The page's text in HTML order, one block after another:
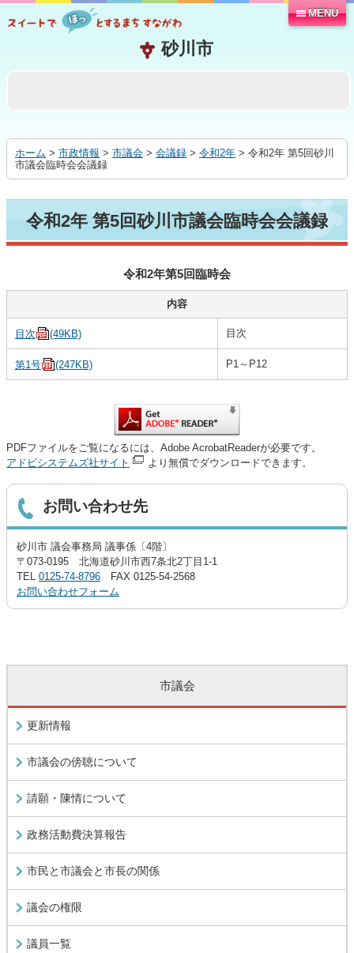
る
MENU
ホーム > 市政情報 > 市議会 > 会議録 > 令和2年 > 令和2年 第5回砂川
市議会臨時会会議録
令和2年 第5回砂川市議会臨時会会議録
令和2年第5回臨時会
内容
目次 (49KB) 目次
第1号 (247KB) P1～P12
PDFファイルをご覧になるには、Adobe AcrobatReaderが必要です。
アドビシステムズ社サイト
より無償でダウンロードできます。
お問い合わせ先
砂川市 議会事務局 議事係〔4階〕
〒073-0195 北海道砂川市西7条北2丁目1-1
TEL 0125-74-8796 FAX 0125-54-2568
お問い合わせフォーム
市議会
更新情報
市議会の傍聴について
請願・陳情について
政務活動費決算報告
市民と市議会と市長の関係
議会の権限
議員一覧